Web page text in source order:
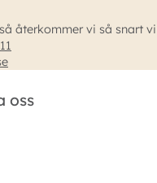
återkommer vi så snart
oss